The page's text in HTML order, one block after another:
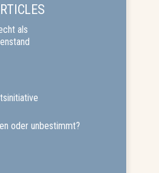
als
oder unbestimmt?